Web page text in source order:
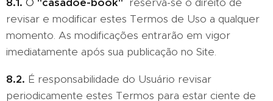
revisar e modificar estes Termos de Uso a qualquer
momento. As modificações entrarão em vigor
imediatamente após sua publicação no Site.
8.2. É responsabilidade do Usuário revisar
periodicamente estes Termos para estar ciente de